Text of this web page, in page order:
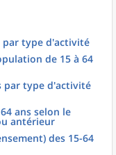
par type d'activité
de 15 à 64
par type d'activité
ans selon le
antérieur
des 15-64